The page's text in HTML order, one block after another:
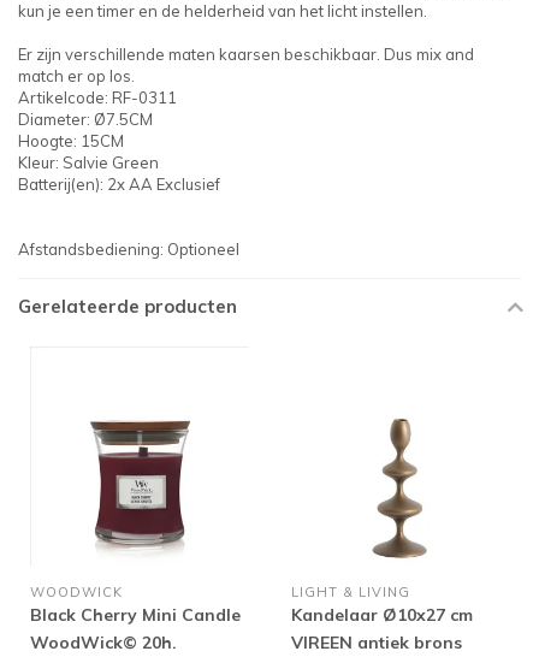
kun je een timer en de helderheid van het licht instellen.
Er zijn verschillende maten kaarsen beschikbaar. Dus mix and
match er op los.
Artikelcode: RF-0311
Diameter: Ø7.5CM
Hoogte: 15CM
Kleur: Salvie Green
Batterij(en): 2x AA Exclusief
Afstandsbediening: Optioneel
Gerelateerde producten
WOODWICK
Black Cherry Mini Candle
WoodWick© 20h.
LIGHT & LIVING
Kandelaar Ø10x27 cm
VIREEN antiek brons